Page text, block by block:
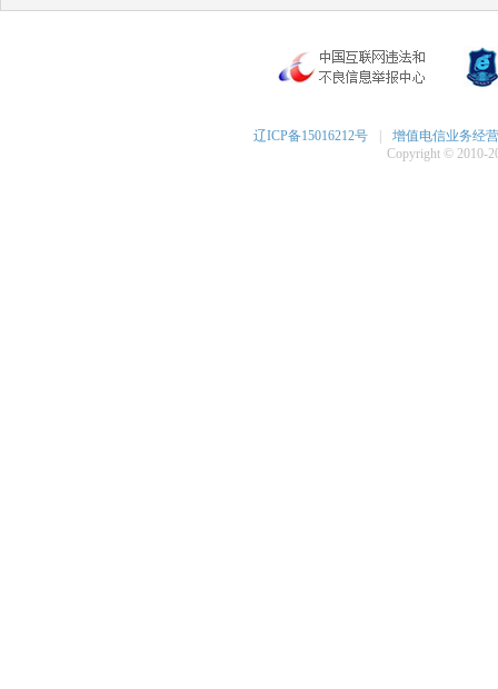
辽ICP备15016212号
增值电信业务经
Copyright © 2010-